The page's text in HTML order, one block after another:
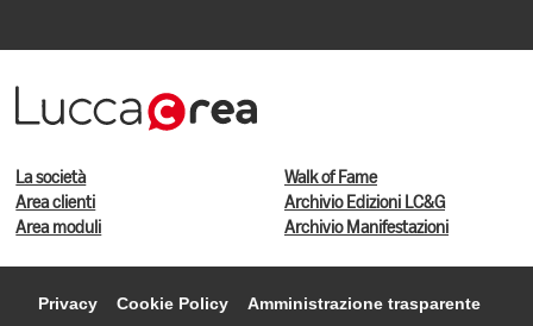
La società
Area clienti
Area moduli
Walk of Fame
Archivio Edizioni LC&G
Archivio Manifestazioni
Privacy Cookie Policy Amministrazione trasparente